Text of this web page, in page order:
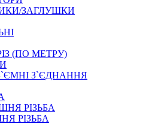
ЗАГЛУШКИ
(ПО МЕТРУ)
З`ЄДНАННЯ
РІЗЬБА
РІЗЬБА